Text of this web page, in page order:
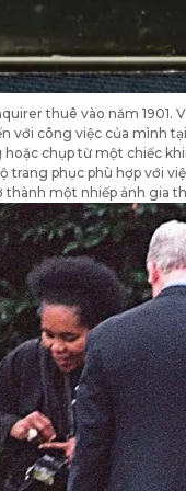
thuê vào năm
với công việc của mình
chụp từ một chiếc
phục phù hợp với
một nhiếp ảnh gia